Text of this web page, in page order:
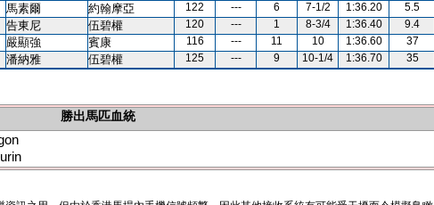
馬素爾 約翰摩亞 122 --- 6 7-1/2 1:36.20
5.5
告東尼 伍碧權 120 --- 1 8-3/4 1:36.40
9.4
嚴顯強 賓康 116 --- 11 10 1:36.60
37
潘納雅 伍碧權 125 --- 9 10-1/4 1:36.70 35
勝出馬匹血統